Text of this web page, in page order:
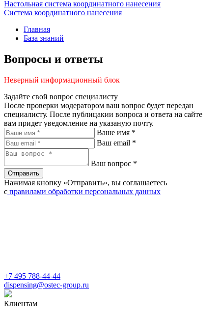
Настольная система координатного нанесения
Система координатного нанесения
Главная
База знаний
Вопросы и ответы
Неверный информационный блок
Задайте свой вопрос специалисту
После проверки модератором ваш вопрос будет передан
специалисту. После публицакии вопроса и ответа на сайте
вам придет уведомление на указаную почту.
Ваше имя *
Ваш email *
Ваш вопрос *
Отправить
Нажимая кнопку «Отправить», вы соглашаетесь
с правилами обработки персональных данных
+7 495 788-44-44
dispensing@ostec-group.ru
Клиентам